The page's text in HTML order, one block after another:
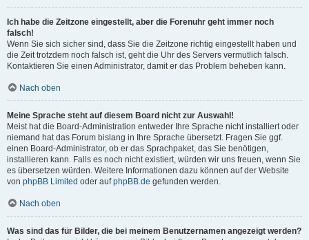
Ich habe die Zeitzone eingestellt, aber die Forenuhr geht immer noch
falsch!
Wenn Sie sich sicher sind, dass Sie die Zeitzone richtig eingestellt haben und
die Zeit trotzdem noch falsch ist, geht die Uhr des Servers vermutlich falsch.
Kontaktieren Sie einen Administrator, damit er das Problem beheben kann.
Nach oben
Meine Sprache steht auf diesem Board nicht zur Auswahl!
Meist hat die Board-Administration entweder Ihre Sprache nicht installiert oder
niemand hat das Forum bislang in Ihre Sprache übersetzt. Fragen Sie ggf.
einen Board-Administrator, ob er das Sprachpaket, das Sie benötigen,
installieren kann. Falls es noch nicht existiert, würden wir uns freuen, wenn Sie
es übersetzen würden. Weitere Informationen dazu können auf der Website
von phpBB Limited oder aufphpBB.de gefunden werden.
Nach oben
Was sind das für Bilder, die bei meinem Benutzernamen angezeigt werden?